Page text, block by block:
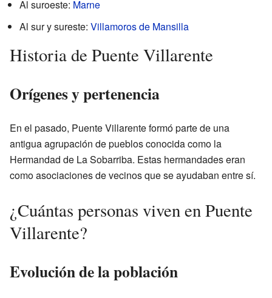
Al suroeste: Marne
Al sur y sureste: Villamoros de Mansilla
Historia de Puente Villarente
Orígenes y pertenencia
En el pasado, Puente Villarente formó parte de una
antigua agrupación de pueblos conocida como la
Hermandad de La Sobarriba. Estas hermandades eran
como asociaciones de vecinos que se ayudaban entre sí.
¿Cuántas personas viven en Puente
Villarente?
Evolución de la población